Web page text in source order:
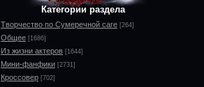
Категории раздела
Творчество по Сумеречной саге [264]
Общее [1686]
Из жизни актеров [1644]
Мини-фанфики [2731]
Кроссовер [702]